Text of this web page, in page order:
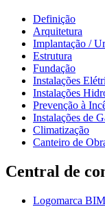
Definição
Arquitetura
Implantação /
Estrutura
Fundação
Instalações
Instalações
Prevenção à
Instalações de
Climatização
Canteiro de
Central de
Logomarca